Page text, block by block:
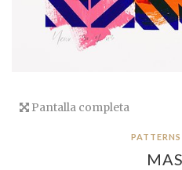
Pantalla completa